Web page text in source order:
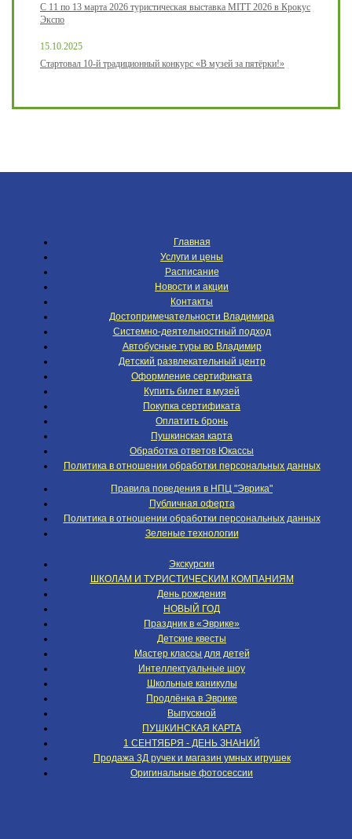
С 11 по 13 марта 2026 туристическая выставка MITT 2026 в Крокус
Экспо
15.10.2025
Стартовал 10-й традиционный конкурс «В музей за пятёрки!»
Главная
Услуги и цены
Расписание
Новости и акции
Контакты
Достопримечательности Владимира
Системно-деятельностный подход
Автобусные туры во Владимир
Детский развлекательный центр
Оформление сертификата
Купить билет в музей
Покупка сертификата
Оплатить бронь
Пушкинская карта
Обработка ответов Юкассы
Политика в отношении обработки персональных данных
Правила поведения в НПЦ "Эврика"
Публичная оферта
Политика в отношении обработки персональных данных
Зеленые технологии
Экскурсии
ШКОЛАМ И ТУРИСТИЧЕСКИМ КОМПАНИЯМ
День рождения
НОВЫЙ ГОД
Праздник в «Эврике»
Детские квесты
Мастер классы для детей
Интеллектуальные шоу
Школьные каникулы
Продлёнка в Эврике
Выпускной
ПУШКИНСКАЯ КАРТА
1 СЕНТЯБРЯ - ДЕНЬ ЗНАНИЙ
Продажа 3Д ручек и магазин умных игрушек
Оригинальные фотосессии